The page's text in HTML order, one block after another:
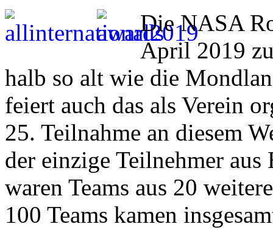
Die NASA
April 2019
halb so alt wie die
feiert auch das als Verein
25. Teilnahme an diesem
der einzige Teilnehmer aus
waren Teams aus 20
100 Teams kamen